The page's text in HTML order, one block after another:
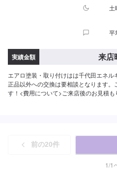
土
平
実績金額 来店
エアロ塗装・取り付けはは千代田エネ
正品以外への交換は要相談となります。
す！<費用について>ご来店後のお見積も
前の20件
1/1